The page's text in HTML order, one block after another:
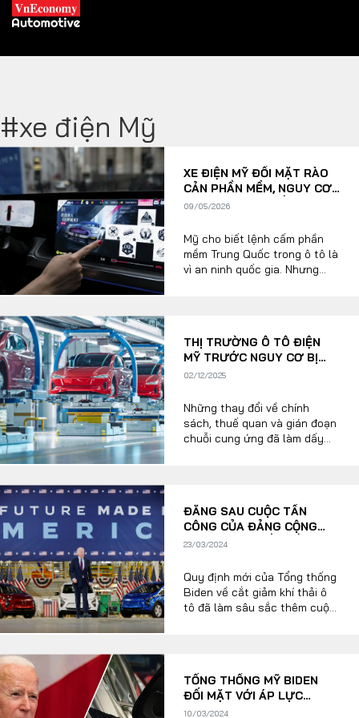
Trang chủ
Tiêu điểm
Xe khác
Hybrid
Xe điện
THỊ TRƯỜNG XE
Chính sách
Số liệu thị trường
Nhịp sống thị trường
Thương hiệu
Nhân vật
Quản trị
MULTIMEDIA
Infographics
Album ảnh
Video
TRA CỨU XE
DÒNG XE
#xe điện Mỹ
XE ĐIỆN MỸ ĐỐI MẶT RÀO
CẢN PHẦN MỀM, NGUY CƠ
HỤT HƠI TOÀN CẦU
09/05/2026
Mỹ cho biết lệnh cấm phần
mềm Trung Quốc trong ô tô là
vì an ninh quốc gia. Nhưng
hệ sinh thái xe điện đang
phát triển nhanh chóng mà
phần lớn thế giới đang xây
Trung Quốc.
THỊ TRƯỜNG Ô TÔ ĐIỆN
MỸ TRƯỚC NGUY CƠ BỊ
“ĐÓNG BĂNG”
02/12/2025
Những thay đổi về chính
sách, thuế quan và gián đoạn
chuỗi cung ứng đã làm dấy
ĐẰNG SAU CUỘC TẤN
CÔNG CỦA ĐẢNG CỘNG
HÒA MỸ VÀO VẤN ĐỀ XE
23/03/2024
Quy định mới của Tổng thống
Biden về cắt giảm khí thải ô
tô đã làm sâu sắc thêm cuộc
TỔNG THỐNG MỸ BIDEN
ĐỐI MẶT VỚI ÁP LỰC
CHÍNH TRỊ LỚN VỚI NGÀNH
10/03/2024